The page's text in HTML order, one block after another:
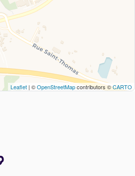
Leaflet | ©OpenStreetMapcontributors ©CARTO